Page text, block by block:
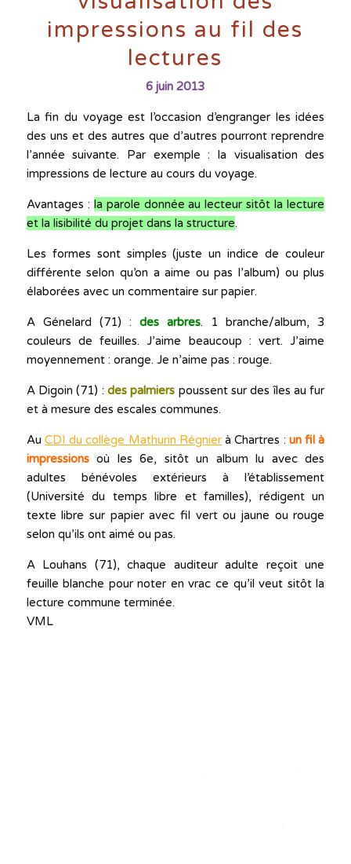
impressions au fil des
lectures
6 juin 2013
La fin du voyage est l’occasion d’engranger les idées
des uns et des autres que d’autres pourront reprendre
l’année suivante. Par exemple : la visualisation des
impressions de lecture au cours du voyage.
Avantages : la parole donnée au lecteur sitôt la lecture
et la lisibilité du projet dans la structure.
Les formes sont simples (juste un indice de couleur
différente selon qu’on a aime ou pas l’album) ou plus
élaborées avec un commentaire sur papier.
A Génelard (71) : des arbres. 1 branche/album, 3
couleurs de feuilles. J’aime beaucoup : vert. J’aime
moyennement : orange. Je n’aime pas : rouge.
A Digoin (71) : des palmiers poussent sur des îles au fur
et à mesure des escales communes.
Au CDI du collège Mathurin Régnierà Chartres : un fil à
impressionsoù les 6e, sitôt un album lu avec des
adultes bénévoles extérieurs à l’établissement
(Université du temps libre et familles), rédigent un
texte libre sur papier avec fil vert ou jaune ou rouge
selon qu’ils ont aimé ou pas.
A Louhans (71), chaque auditeur adulte reçoit une
feuille blanche pour noter en vrac ce qu’il veut sitôt la
lecture commune terminée.
VML